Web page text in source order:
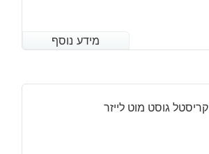
מידע נוסף
מידע נוסף
קריסטל גוסט מוט לייזר